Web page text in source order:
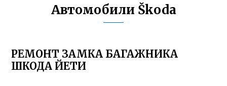
Автомобили Škoda
РЕМОНТ ЗАМКА БАГАЖНИКА
ШКОДА ЙЕТИ